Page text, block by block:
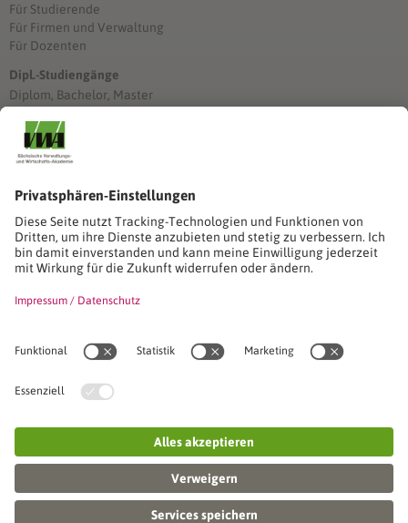
Für Studierende
Für Firmen und Verwaltung
Für Dozenten
Dipl.-Studiengänge
Diplom, Bachelor, Master
Stimmen unserer Absolventinnen und Absolventen
Stimmen unserer Absolventinnen und Absolventen
Seminare
Seminardatenbank
Inhouseanfragen
Seminarreihen
VWA stellt sich vor
Unser SVWA-Team
Veranstaltungsorte und Raumanmietung